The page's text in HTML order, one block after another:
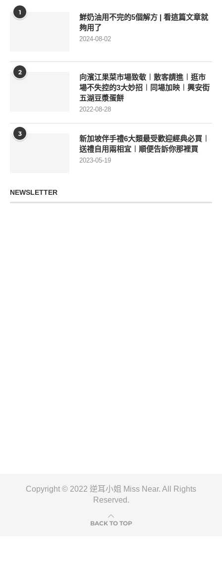
1
鮮奶油用不完的5個解方 | 看這篇文章就
夠用了
2024-08-02
2
向濱江果菜市場致敬︱散客請進︱逛市
場不失控的3大妙招︱同場加映︱興安街
五湖豆漿蛋餅
2022-08-28
3
新加坡伴手禮6大類最受歡迎經典必買︱
送禮自用兩相宜︱順便告訴你那裡買
2023-05-19
NEWSLETTER
Copyright © 2022 逆耳小姐 Miss Near. All Rights
Reserved.
BACK TO TOP